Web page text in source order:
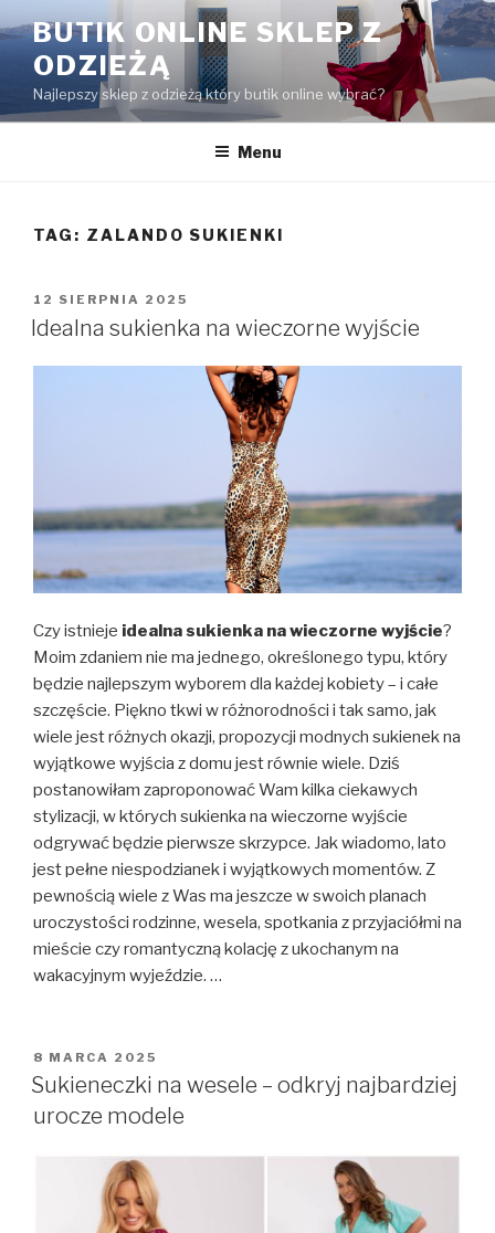
do
treści
BUTIK ONLINE SKLEP Z
ODZIEŻĄ
Najlepszy sklep z odzieżą który butik online wybrać?
Menu
TAG: ZALANDO SUKIENKI
OPUBLIKOWANE
W
12 SIERPNIA 2025
Idealna sukienka na wieczorne wyjście
Czy istnieje idealna sukienka na wieczorne wyjście?
Moim zdaniem nie ma jednego, określonego typu, który
będzie najlepszym wyborem dla każdej kobiety – i całe
szczęście. Piękno tkwi w różnorodności i tak samo, jak
wiele jest różnych okazji, propozycji modnych sukienek na
wyjątkowe wyjścia z domu jest równie wiele. Dziś
postanowiłam zaproponować Wam kilka ciekawych
stylizacji, w których sukienka na wieczorne wyjście
odgrywać będzie pierwsze skrzypce. Jak wiadomo, lato
jest pełne niespodzianek i wyjątkowych momentów. Z
pewnością wiele z Was ma jeszcze w swoich planach
uroczystości rodzinne, wesela, spotkania z przyjaciółmi na
mieście czy romantyczną kolację z ukochanym na
wakacyjnym wyjeździe. …
OPUBLIKOWANE
W
8 MARCA 2025
Sukieneczki na wesele – odkryj najbardziej
urocze modele